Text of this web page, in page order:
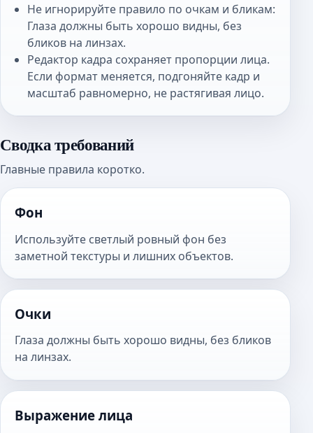
Не игнорируйте правило по очкам и бликам:
Глаза должны быть хорошо видны, без
бликов на линзах.
Редактор кадра сохраняет пропорции лица.
Если формат меняется, подгоняйте кадр и
масштаб равномерно, не растягивая лицо.
Сводка требований
Главные правила коротко.
Фон
Используйте светлый ровный фон без
заметной текстуры и лишних объектов.
Очки
Глаза должны быть хорошо видны, без бликов
на линзах.
Выражение лица